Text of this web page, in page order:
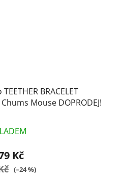
BRACELET
Mouse DOPRODEJ!
Kč
(–24 %)